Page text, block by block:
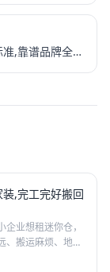
,靠谱品牌全方
,完工完好搬回
业想租迷你仓，
、搬运麻烦、地下
、海珠、番禺、